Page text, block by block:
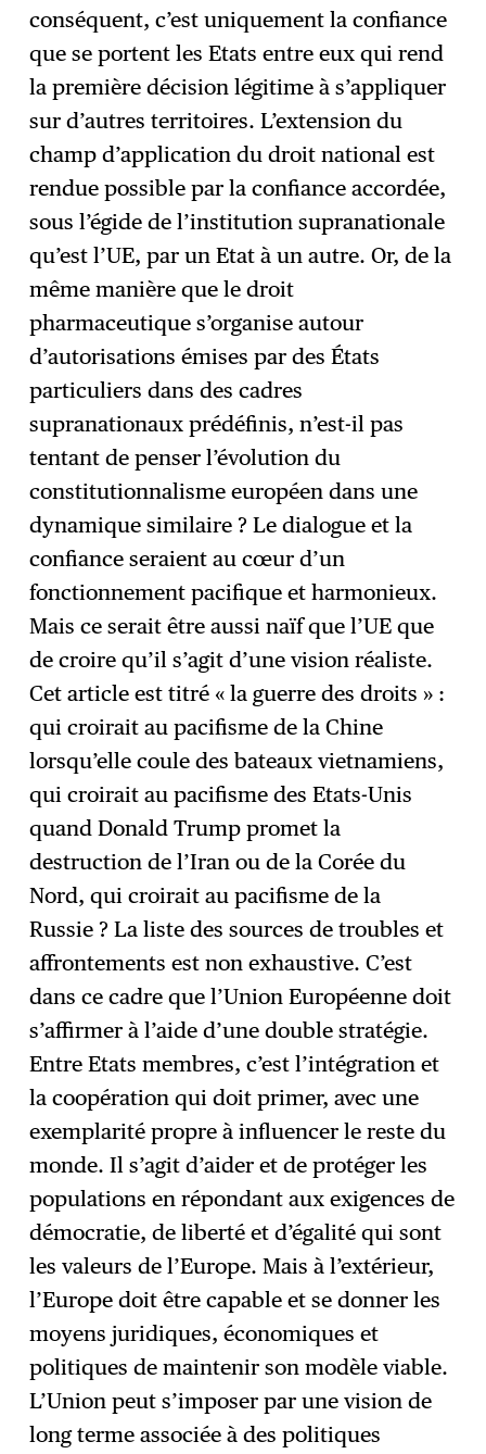
conséquent, c’est uniquement la confiance
que se portent les Etats entre eux qui rend
la première décision légitime à s’appliquer
sur d’autres territoires. L’extension du
champ d’application du droit national est
rendue possible par la confiance accordée,
sous l’égide de l’institution supranationale
qu’est l’UE, par un Etat à un autre. Or, de la
même manière que le droit
pharmaceutique s’organise autour
d’autorisations émises par des États
particuliers dans des cadres
supranationaux prédéfinis, n’est-il pas
tentant de penser l’évolution du
constitutionnalisme européen dans une
dynamique similaire ? Le dialogue et la
confiance seraient au cœur d’un
fonctionnement pacifique et harmonieux.
Mais ce serait être aussi naïf que l’UE que
de croire qu’il s’agit d’une vision réaliste.
Cet article est titré « la guerre des droits » :
qui croirait au pacifisme de la Chine
lorsqu’elle coule des bateaux vietnamiens,
qui croirait au pacifisme des Etats-Unis
quand Donald Trump promet la
destruction de l’Iran ou de la Corée du
Nord, qui croirait au pacifisme de la
Russie ? La liste des sources de troubles et
affrontements est non exhaustive. C’est
dans ce cadre que l’Union Européenne doit
s’affirmer à l’aide d’une double stratégie.
Entre Etats membres, c’est l’intégration et
la coopération qui doit primer, avec une
exemplarité propre à influencer le reste du
monde. Il s’agit d’aider et de protéger les
populations en répondant aux exigences de
démocratie, de liberté et d’égalité qui sont
les valeurs de l’Europe. Mais à l’extérieur,
l’Europe doit être capable et se donner les
moyens juridiques, économiques et
politiques de maintenir son modèle viable.
L’Union peut s’imposer par une vision de
long terme associée à des politiques